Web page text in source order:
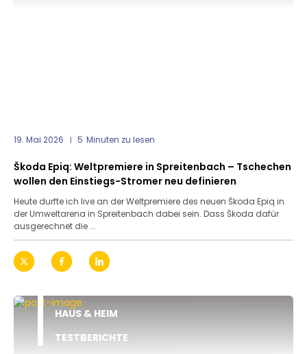
19. Mai 2026 5 Minuten zu lesen
Škoda Epiq: Weltpremiere in Spreitenbach – Tschechen
wollen den Einstiegs-Stromer neu definieren
Heute durfte ich live an der Weltpremiere des neuen Škoda Epiq in
der Umweltarena in Spreitenbach dabei sein. Dass Škoda dafür
ausgerechnet die ...
HAUS & HEIM
TESTBERICHTE